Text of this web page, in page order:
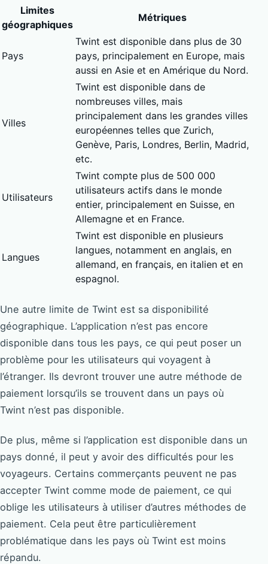
Limites
géographiques
Métriques
Pays
Twint est disponible dans plus de 30
pays, principalement en Europe, mais
aussi en Asie et en Amérique du Nord.
Villes
Twint est disponible dans de
nombreuses villes, mais
principalement dans les grandes villes
européennes telles que Zurich,
Genève, Paris, Londres, Berlin, Madrid,
etc.
Utilisateurs
Twint compte plus de 500 000
utilisateurs actifs dans le monde
entier, principalement en Suisse, en
Allemagne et en France.
Langues
Twint est disponible en plusieurs
langues, notamment en anglais, en
allemand, en français, en italien et en
espagnol.
Une autre limite de Twint est sa disponibilité
géographique. L’application n’est pas encore
disponible dans tous les pays, ce qui peut poser un
problème pour les utilisateurs qui voyagent à
l’étranger. Ils devront trouver une autre méthode de
paiement lorsqu’ils se trouvent dans un pays où
Twint n’est pas disponible.
De plus, même si l’application est disponible dans un
pays donné, il peut y avoir des difficultés pour les
voyageurs. Certains commerçants peuvent ne pas
accepter Twint comme mode de paiement, ce qui
oblige les utilisateurs à utiliser d’autres méthodes de
paiement. Cela peut être particulièrement
problématique dans les pays où Twint est moins
répandu.